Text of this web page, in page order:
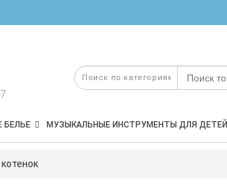
БЕЛЬЕ МУЗЫКАЛЬНЫЕ ИНСТРУМЕНТЫ ДЛЯ ДЕТЕЙ